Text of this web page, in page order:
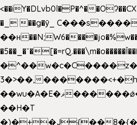
<��iY�DLvb0l�P�^��Oʔ��CX۝`�;`��)b���'�p�&v5(�
�_ ��g�ӯ_
��н��N;W6�
�5��
3�>��,
��wu�A�E�ޥ������ǿ������m��d�C��9��e�D��1�2�/
��H�T
�)�+�J{��